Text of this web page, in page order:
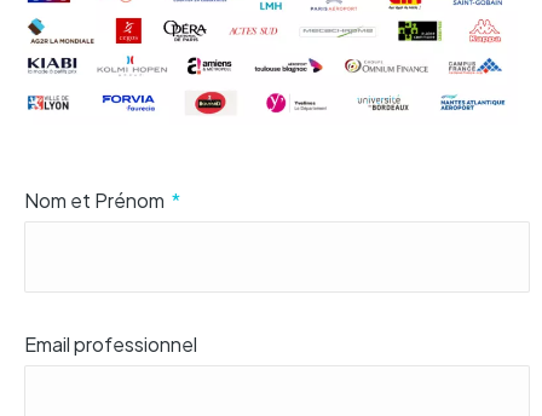
Nom et Prénom
Email professionnel